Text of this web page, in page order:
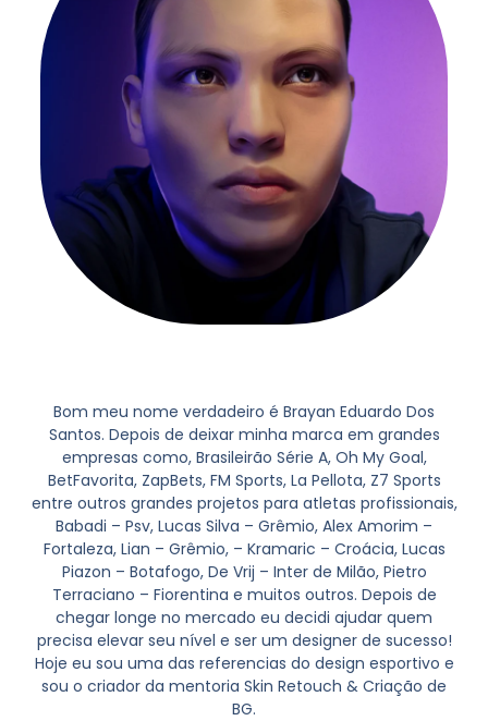
Bom meu nome verdadeiro é Brayan Eduardo Dos
Santos. Depois de deixar minha marca em grandes
empresas como, Brasileirão Série A, Oh My Goal,
BetFavorita, ZapBets, FM Sports, La Pellota, Z7 Sports
entre outros grandes projetos para atletas profissionais,
Babadi – Psv, Lucas Silva – Grêmio, Alex Amorim –
Fortaleza, Lian – Grêmio, – Kramaric – Croácia, Lucas
Piazon – Botafogo, De Vrij – Inter de Milão, Pietro
Terraciano – Fiorentina e muitos outros. Depois de
chegar longe no mercado eu decidi ajudar quem
precisa elevar seu nível e ser um designer de sucesso!
Hoje eu sou uma das referencias do design esportivo e
sou o criador da mentoria Skin Retouch & Criação de
BG.